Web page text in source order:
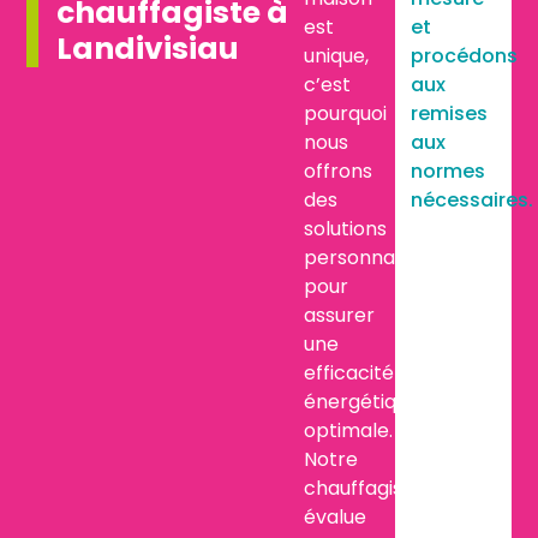
chauffagiste à
Landivisiau
est
unique,
c’est
pourquoi
nous
offrons
des
solutions
personnalisées
pour
assurer
une
efficacité
énergétique
optimale.
Notre
chauffagiste
évalue
et
procédons
aux
remises
aux
normes
nécessaires.